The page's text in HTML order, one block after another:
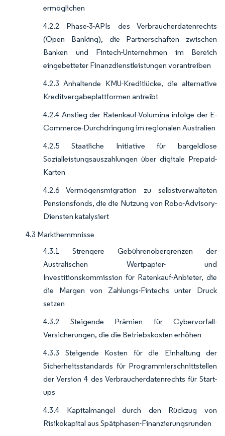
ermöglichen
4.2.2 Phase-3-APIs des Verbraucherdatenrechts
(Open Banking), die Partnerschaften zwischen
Banken und Fintech-Unternehmen im Bereich
eingebetteter Finanzdienstleistungen vorantreiben
4.2.3 Anhaltende KMU-Kreditlücke, die alternative
Kreditvergabeplattformen antreibt
4.2.4 Anstieg der Ratenkauf-Volumina infolge der E-
Commerce-Durchdringung im regionalen Australien
4.2.5 Staatliche Initiative für bargeldlose
Sozialleistungsauszahlungen über digitale Prepaid-
Karten
4.2.6 Vermögensmigration zu selbstverwalteten
Pensionsfonds, die die Nutzung von Robo-Advisory-
Diensten katalysiert
4.3 Markthemmnisse
4.3.1 Strengere Gebührenobergrenzen der
Australischen Wertpapier- und
Investitionskommission für Ratenkauf-Anbieter, die
die Margen von Zahlungs-Fintechs unter Druck
setzen
4.3.2 Steigende Prämien für Cybervorfall-
Versicherungen, die die Betriebskosten erhöhen
4.3.3 Steigende Kosten für die Einhaltung der
Sicherheitsstandards für Programmierschnittstellen
der Version 4 des Verbraucherdatenrechts für Start-
ups
4.3.4 Kapitalmangel durch den Rückzug von
Risikokapital aus Spätphasen-Finanzierungsrunden